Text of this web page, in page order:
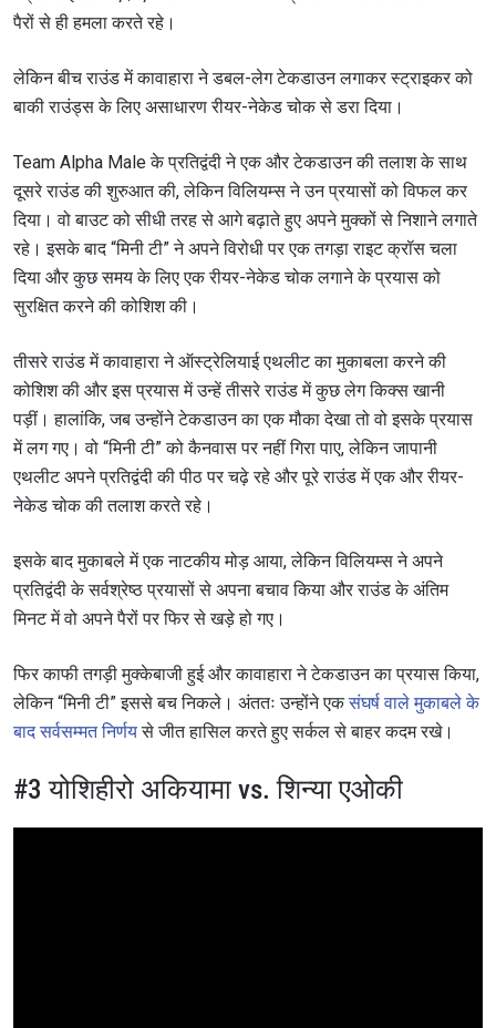
पैरों से ही हमला करते रहे।
लेकिन बीच राउंड में कावाहारा ने डबल-लेग टेकडाउन लगाकर स्ट्राइकर को
बाकी राउंड्स के लिए असाधारण रीयर-नेकेड चोक से डरा दिया।
Team Alpha Male के प्रतिद्वंदी ने एक और टेकडाउन की तलाश के साथ
दूसरे राउंड की शुरुआत की, लेकिन विलियम्स ने उन प्रयासों को विफल कर
दिया। वो बाउट को सीधी तरह से आगे बढ़ाते हुए अपने मुक्कों से निशाने लगाते
रहे। इसके बाद “मिनी टी” ने अपने विरोधी पर एक तगड़ा राइट क्रॉस चला
दिया और कुछ समय के लिए एक रीयर-नेकेड चोक लगाने के प्रयास को
सुरक्षित करने की कोशिश की।
तीसरे राउंड में कावाहारा ने ऑस्ट्रेलियाई एथलीट का मुकाबला करने की
कोशिश की और इस प्रयास में उन्हें तीसरे राउंड में कुछ लेग किक्स खानी
पड़ीं। हालांकि, जब उन्होंने टेकडाउन का एक मौका देखा तो वो इसके प्रयास
में लग गए। वो “मिनी टी” को कैनवास पर नहीं गिरा पाए, लेकिन जापानी
एथलीट अपने प्रतिद्वंदी की पीठ पर चढ़े रहे और पूरे राउंड में एक और रीयर-
नेकेड चोक की तलाश करते रहे।
इसके बाद मुकाबले में एक नाटकीय मोड़ आया, लेकिन विलियम्स ने अपने
प्रतिद्वंदी के सर्वश्रेष्ठ प्रयासों से अपना बचाव किया और राउंड के अंतिम
मिनट में वो अपने पैरों पर फिर से खड़े हो गए।
फिर काफी तगड़ी मुक्केबाजी हुई और कावाहारा ने टेकडाउन का प्रयास किया,
लेकिन “मिनी टी” इससे बच निकले। अंततः उन्होंने एकसंघर्ष वाले मुकाबले के
बाद सर्वसम्मत निर्णयसे जीत हासिल करते हुए सर्कल से बाहर कदम रखे।
#3 योशिहीरो अकियामा vs. शिन्या एओकी